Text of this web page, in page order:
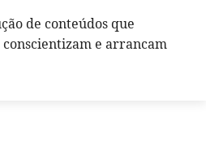
de conteúdos que
e arrancam